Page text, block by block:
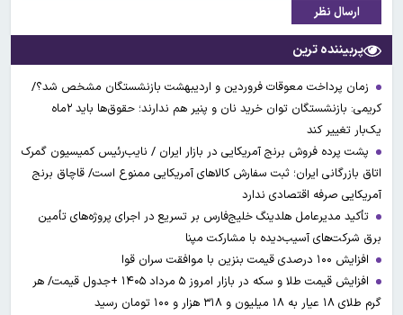
ارسال نظر
پربیننده ترین
زمان پرداخت معوقات فروردین و اردیبهشت بازنشستگان مشخص شد؟/
کریمی: بازنشستگان توان خرید نان و پنیر هم ندارند؛ حقوق‌ها باید ۲ماه
یک‌بار تغییر کند
پشت پرده فروش برنج آمریکایی در بازار ایران / نایب‌رئیس کمیسیون گمرک
اتاق بازرگانی ایران؛ ثبت سفارش کالاهای آمریکایی ممنوع است/ قاچاق برنج
آمریکایی صرفه اقتصادی ندارد
تأکید مدیرعامل هلدینگ خلیج‌فارس بر تسریع در اجرای پروژه‌های تأمین
برق شرکت‌های آسیب‌دیده با مشارکت مپنا
افزایش ۱۰۰ درصدی قیمت بنزین با موافقت سران قوا
افزایش قیمت طلا و سکه در بازار امروز ۵ مرداد ۱۴۰۵ +جدول قیمت/ هر
گرم طلای ۱۸ عیار به ۱۸ میلیون و ۳۱۸ هزار و ۱۰۰ تومان رسید